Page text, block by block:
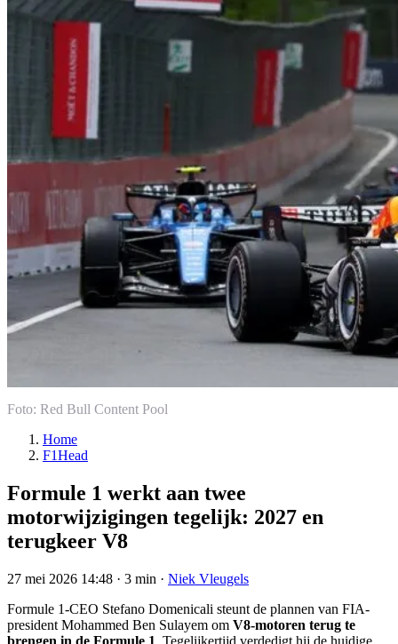
Foto: Red Bull Content Pool
Home
F1Head
Formule 1 werkt aan twee
motorwijzigingen tegelijk: 2027 en
terugkeer V8
27 mei 2026 14:48 · 3 min · Niek Vleugels
Formule 1-CEO Stefano Domenicali steunt de plannen van FIA-
president Mohammed Ben Sulayem om V8-motoren terug te